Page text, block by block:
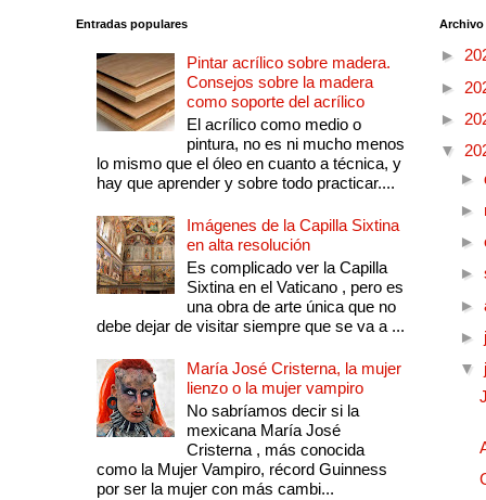
Entradas populares
Pintar acrílico sobre madera.
Consejos sobre la madera
como soporte del acrílico
El acrílico como medio o
pintura, no es ni mucho menos
lo mismo que el óleo en cuanto a técnica, y
hay que aprender y sobre todo practicar....
Imágenes de la Capilla Sixtina
en alta resolución
Es complicado ver la Capilla
Sixtina en el Vaticano , pero es
una obra de arte única que no
debe dejar de visitar siempre que se va a ...
María José Cristerna, la mujer
lienzo o la mujer vampiro
No sabríamos decir si la
mexicana María José
Cristerna , más conocida
como la Mujer Vampiro, récord Guinness
por ser la mujer con más cambi...
►
►
►
▼
►
►
►
►
►
►
▼